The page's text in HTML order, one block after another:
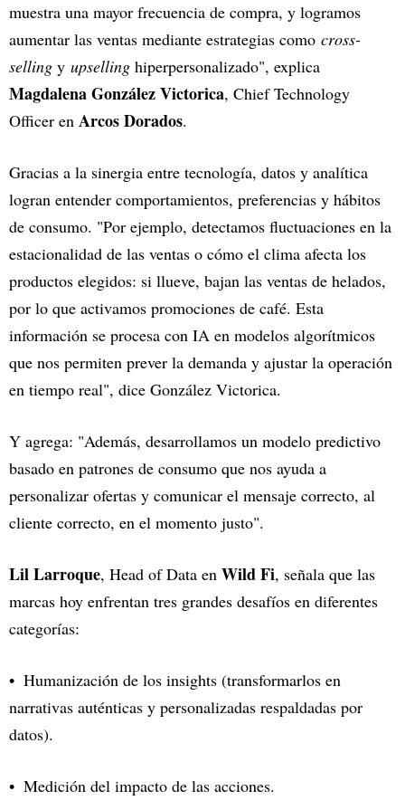
muestra una mayor frecuencia de compra, y logramos
aumentar las ventas mediante estrategias como cross-
selling y upselling hiperpersonalizado", explica
Magdalena González Victorica, Chief Technology
Officer en Arcos Dorados.
Gracias a la sinergia entre tecnología, datos y analítica
logran entender comportamientos, preferencias y hábitos
de consumo. "Por ejemplo, detectamos fluctuaciones en la
estacionalidad de las ventas o cómo el clima afecta los
productos elegidos: si llueve, bajan las ventas de helados,
por lo que activamos promociones de café. Esta
información se procesa con IA en modelos algorítmicos
que nos permiten prever la demanda y ajustar la operación
en tiempo real", dice González Victorica.
Y agrega: "Además, desarrollamos un modelo predictivo
basado en patrones de consumo que nos ayuda a
personalizar ofertas y comunicar el mensaje correcto, al
cliente correcto, en el momento justo".
Lil Larroque, Head of Data en Wild Fi, señala que las
marcas hoy enfrentan tres grandes desafíos en diferentes
categorías:
Humanización de los insights (transformarlos en
narrativas auténticas y personalizadas respaldadas por
datos).
Medición del impacto de las acciones.